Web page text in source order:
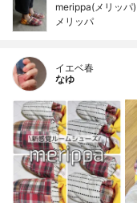
merippa(メリッパ)
メリッパ
イエベ春
なゆ